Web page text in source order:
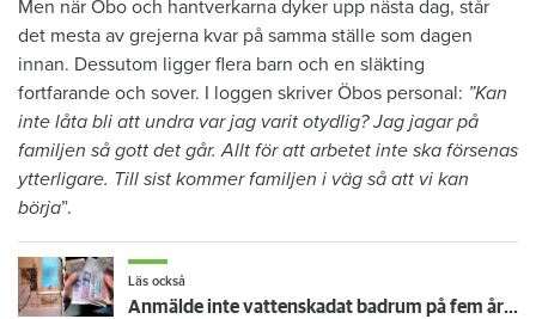
Men när Öbo och hantverkarna dyker upp nästa dag, står
det mesta av grejerna kvar på samma ställe som dagen
innan. Dessutom ligger flera barn och en släkting
fortfarande och sover. I loggen skriver Öbos personal: ”Kan
inte låta bli att undra var jag varit otydlig? Jag jagar på
familjen så gott det går. Allt för att arbetet inte ska försenas
ytterligare. Till sist kommer familjen i väg så att vi kan
börja”.
Läs också
Anmälde inte vattenskadat badrum på fem år – krävs på 125 000 kronor